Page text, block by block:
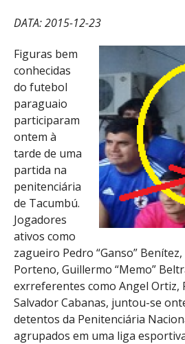
DATA: 2015-12-23
Figuras bem
conhecidas
do futebol
paraguaio
participaram
ontem à
tarde de uma
partida na
penitenciária
de Tacumbú.
Jogadores
ativos como
zagueiro Pedro “Ganso”
Porteno, Guillermo “Memo”
exrreferentes como Angel Ortiz,
Salvador Cabanas, juntou-se
detentos da Penitenciária
agrupados em uma liga